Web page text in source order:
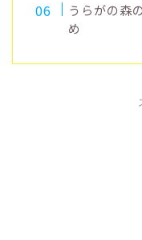
うらがの森
め